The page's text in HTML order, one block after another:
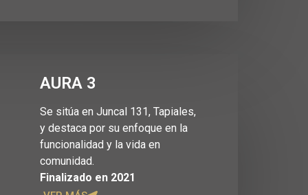
AURA 3
Se sitúa en Juncal 131, Tapiales,
y destaca por su enfoque en la
funcionalidad y la vida en
comunidad.
Finalizado en 2021